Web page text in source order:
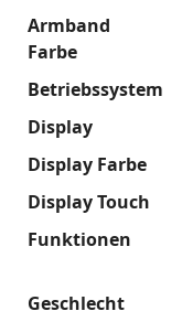
Armband
Farbe
Betriebssystem
Display
Display Farbe
Display Touch
Funktionen
Geschlecht